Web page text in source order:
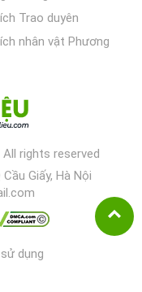
Trao duyên
nhân vật Phương
rights reserved
Giấy, Hà Nội
dụng